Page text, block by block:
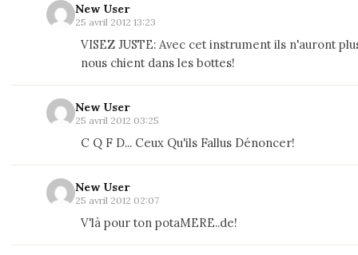
New User
25 avril 2012 13:23
VISEZ JUSTE: Avec cet instrument ils n'auront
nous chient dans les bottes!
New User
25 avril 2012 03:25
C Q F D... Ceux Qu'ils Fallus Dénoncer!
New User
25 avril 2012 02:07
V'là pour ton potaMERE..de!